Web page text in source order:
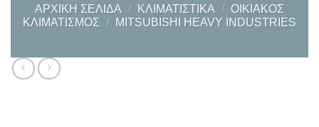
ΑΡΧΙΚΉ ΣΕΛΊΔΑ / KΛΙΜΑΤΙΣΤΙΚΆ / OΙΚΙΑΚΌΣ
ΚΛΙΜΑΤΙΣΜΌΣ / MITSUBISHI HEAVY INDUSTRIES